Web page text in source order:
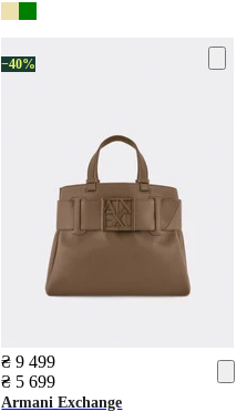
−40%
₴ 9 499
₴ 5 699
Armani Exchange